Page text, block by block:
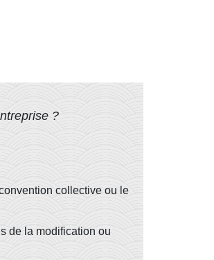
?
collective ou le
de la modification ou